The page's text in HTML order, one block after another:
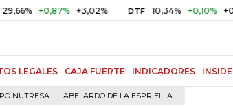
+0,87% +3,02% DTF 10,34% +0,10% +0,98%
LEGALES CAJA FUERTE INDICADORES INSIDE
NUTRESA ABELARDO DE LA ESPRIELLA